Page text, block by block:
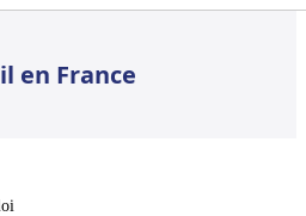
en France